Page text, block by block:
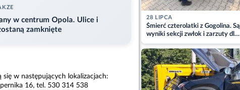
w centrum Opola. Ulice i
zamknięte
w następujących lokalizacjach:
16, tel. 530 314 538
28 LIPCA
Śmierć czterolatki z Gogolina. Są
wyniki sekcji zwłok i zarzuty dla
matki